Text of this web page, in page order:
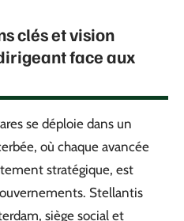
clés et vision
face aux
se déploie dans un
où chaque avancée
stratégique, est
Stellantis
siège social et